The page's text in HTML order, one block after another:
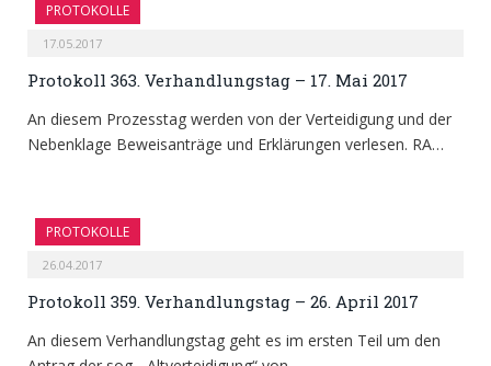
PROTOKOLLE
17.05.2017
Protokoll 363. Verhandlungstag – 17. Mai 2017
An diesem Prozesstag werden von der Verteidigung und der
Nebenklage Beweisanträge und Erklärungen verlesen. RA…
PROTOKOLLE
26.04.2017
Protokoll 359. Verhandlungstag – 26. April 2017
An diesem Verhandlungstag geht es im ersten Teil um den